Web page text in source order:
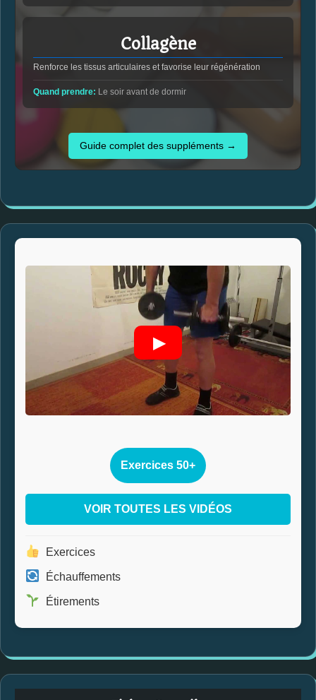
Collagène
Renforce les tissus articulaires et favorise leur régénération
Quand prendre: Le soir avant de dormir
Guide complet des suppléments →
▶
Exercices 50+
VOIR TOUTES LES VIDÉOS
Exercices
Échauffements
Étirements